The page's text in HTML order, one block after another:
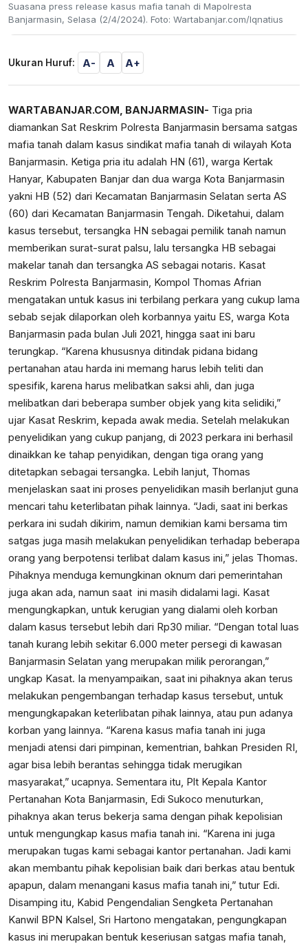
Suasana press release kasus mafia tanah di Mapolresta
Banjarmasin, Selasa (2/4/2024). Foto: Wartabanjar.com/Iqnatius
Ukuran Huruf: A- A A+
WARTABANJAR.COM, BANJARMASIN- Tiga pria
diamankan Sat Reskrim Polresta Banjarmasin bersama satgas
mafia tanah dalam kasus sindikat mafia tanah di wilayah Kota
Banjarmasin. Ketiga pria itu adalah HN (61), warga Kertak
Hanyar, Kabupaten Banjar dan dua warga Kota Banjarmasin
yakni HB (52) dari Kecamatan Banjarmasin Selatan serta AS
(60) dari Kecamatan Banjarmasin Tengah. Diketahui, dalam
kasus tersebut, tersangka HN sebagai pemilik tanah namun
memberikan surat-surat palsu, lalu tersangka HB sebagai
makelar tanah dan tersangka AS sebagai notaris. Kasat
Reskrim Polresta Banjarmasin, Kompol Thomas Afrian
mengatakan untuk kasus ini terbilang perkara yang cukup lama
sebab sejak dilaporkan oleh korbannya yaitu ES, warga Kota
Banjarmasin pada bulan Juli 2021, hingga saat ini baru
terungkap. “Karena khususnya ditindak pidana bidang
pertanahan atau harda ini memang harus lebih teliti dan
spesifik, karena harus melibatkan saksi ahli, dan juga
melibatkan dari beberapa sumber objek yang kita selidiki,”
ujar Kasat Reskrim, kepada awak media. Setelah melakukan
penyelidikan yang cukup panjang, di 2023 perkara ini berhasil
dinaikkan ke tahap penyidikan, dengan tiga orang yang
ditetapkan sebagai tersangka. Lebih lanjut, Thomas
menjelaskan saat ini proses penyelidikan masih berlanjut guna
mencari tahu keterlibatan pihak lainnya. “Jadi, saat ini berkas
perkara ini sudah dikirim, namun demikian kami bersama tim
satgas juga masih melakukan penyelidikan terhadap beberapa
orang yang berpotensi terlibat dalam kasus ini,” jelas Thomas.
Pihaknya menduga kemungkinan oknum dari pemerintahan
juga akan ada, namun saat ini masih didalami lagi. Kasat
mengungkapkan, untuk kerugian yang dialami oleh korban
dalam kasus tersebut lebih dari Rp30 miliar. “Dengan total luas
tanah kurang lebih sekitar 6.000 meter persegi di kawasan
Banjarmasin Selatan yang merupakan milik perorangan,”
ungkap Kasat. Ia menyampaikan, saat ini pihaknya akan terus
melakukan pengembangan terhadap kasus tersebut, untuk
mengungkapakan keterlibatan pihak lainnya, atau pun adanya
korban yang lainnya. “Karena kasus mafia tanah ini juga
menjadi atensi dari pimpinan, kementrian, bahkan Presiden RI,
agar bisa lebih berantas sehingga tidak merugikan
masyarakat,” ucapnya. Sementara itu, Plt Kepala Kantor
Pertanahan Kota Banjarmasin, Edi Sukoco menuturkan,
pihaknya akan terus bekerja sama dengan pihak kepolisian
untuk mengungkap kasus mafia tanah ini. “Karena ini juga
merupakan tugas kami sebagai kantor pertanahan. Jadi kami
akan membantu pihak kepolisian baik dari berkas atau bentuk
apapun, dalam menangani kasus mafia tanah ini,” tutur Edi.
Disamping itu, Kabid Pengendalian Sengketa Pertanahan
Kanwil BPN Kalsel, Sri Hartono mengatakan, pengungkapan
kasus ini merupakan bentuk keseriusan satgas mafia tanah,